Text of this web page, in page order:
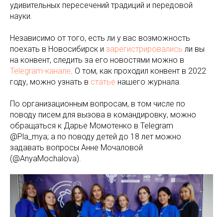
удивительных пересечений традиций и передовой
науки.
Независимо от того, есть ли у вас возможность
поехать в Новосибирск и зарегистрировались ли вы
на конвент, следить за его новостями можно в
Telegram-канале. О том, как проходил конвент в 2022
году, можно узнать в статье нашего журнала.
По организационным вопросам, в том числе по
поводу писем для вызова в командировку, можно
обращаться к Дарье Момотенко в Telegram
@Pla_mya; а по поводу детей до 18 лет можно
задавать вопросы Анне Мочаловой
(@AnyaMochalova).